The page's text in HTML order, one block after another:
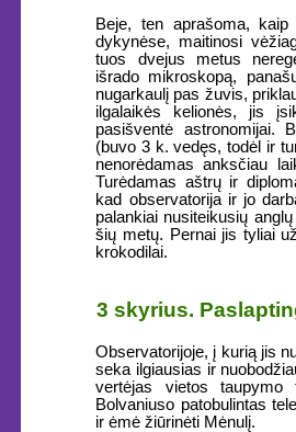
Beje, ten aprašoma,
dykynėse, maitinosi
tuos dvejus metus
išrado mikroskopą,
nugarkaulį pas žuvis,
ilgalaikės kelionės, jis
pasišventė astronomijai.
(buvo 3 k. vedęs, todėl ir
nenorėdamas anksčiau
Turėdamas aštrų ir
kad observatorija ir jo
palankiai nusiteikusių
šių metų. Pernai jis tyliai
krokodilai.
3 skyrius.
Observatorijoje, į kurią jis
seka ilgiausias ir
vertėjas vietos taupymo
Bolvaniuso patobulintas
ir ėmė žiūrinėti Mėnulį.